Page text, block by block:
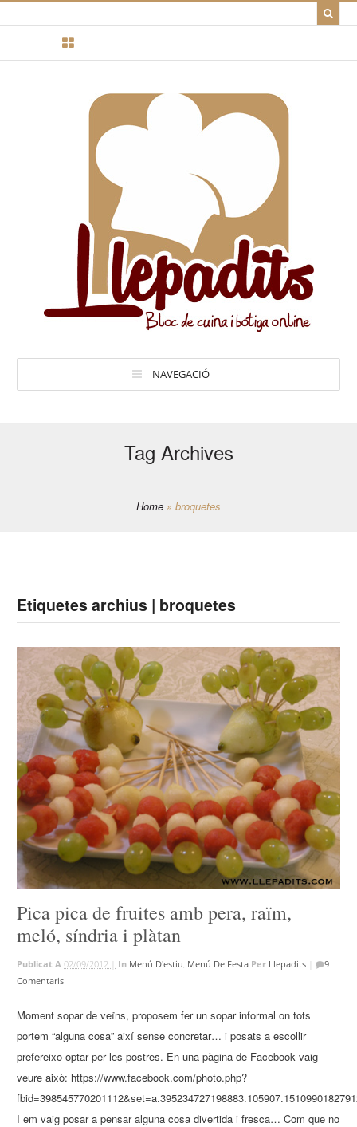
NAVEGACIÓ
Tag Archives
Home » broquetes
Etiquetes archius | broquetes
Pica pica de fruites amb pera, raïm,
meló, síndria i plàtan
Publicat A02/09/2012 | In Menú D'estiu Menú De Festa Per Llepadits
9
Comentaris
Moment sopar de veïns, proposem fer un sopar informal on tots
portem “alguna cosa” així sense concretar… i posats a escollir
prefereixo optar per les postres. En una pàgina de Facebook vaig
veure això: https://www.facebook.com/photo.php?
I em vaig posar a pensar alguna cosa divertida i fresca… Com que no